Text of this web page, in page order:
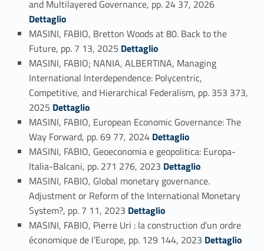
and Multilayered Governance, pp. 24 37, 2026
Dettaglio
MASINI, FABIO, Bretton Woods at 80. Back to the
Future, pp. 7 13, 2025 Link identifier #identifier_person_83732-120
Dettaglio
MASINI, FABIO; NANIA, ALBERTINA, Managing
International Interdependence: Polycentric,
Competitive, and Hierarchical Federalism, pp. 353 373,
2025 Link identifier #identifier_person_110558-121
Dettaglio
MASINI, FABIO, European Economic Governance: The
Way Forward, pp. 69 77, 2024 Link identifier #identifier_person_70505-122
Dettaglio
MASINI, FABIO, Geoeconomia e geopolitica: Europa-
Italia-Balcani, pp. 271 276, 2023 Link identifier #identifier_person_63213-123
Dettaglio
MASINI, FABIO, Global monetary governance.
Adjustment or Reform of the International Monetary
System?, pp. 7 11, 2023 Link identifier #identifier_person_184399-124
Dettaglio
MASINI, FABIO, Pierre Uri : la construction d’un ordre
économique de l’Europe, pp. 129 144, 2023 Link identifier #identifier_person_38614-125
Dettaglio